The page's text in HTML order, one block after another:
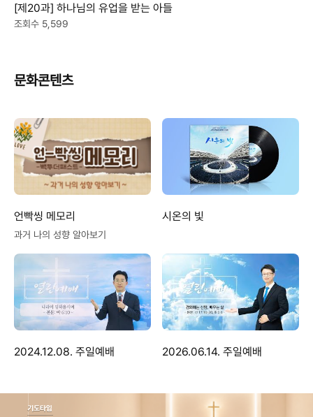
[제20과] 하나님의 유업을 받는 아들
조회수 5,599
문화콘텐츠
언빡씽 메모리
과거 나의 성향 알아보기
시온의 빛
2024.12.08. 주일예배 2026.06.14. 주일예배